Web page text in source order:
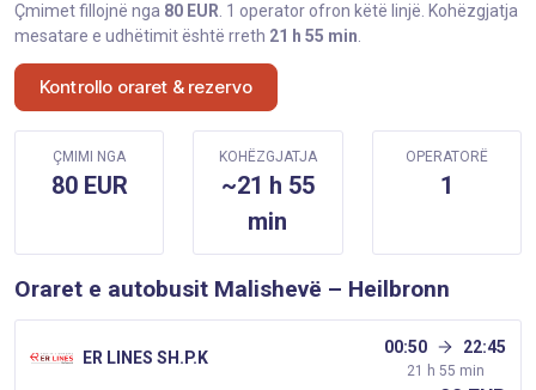
Çmimet fillojnë nga 80 EUR . 1 operator ofron këtë linjë. Kohëzgjatja
mesatare e udhëtimit është rreth 21 h 55 min
Kontrollo oraret & rezervo
ÇMIMI NGA
80 EUR
KOHËZGJATJA
~21 h 55
min
OPERATORË
1
Oraret e autobusit Malishevë – Heilbronn
ER LINES SH.P.K
00:50 22:45
21 h 55 min